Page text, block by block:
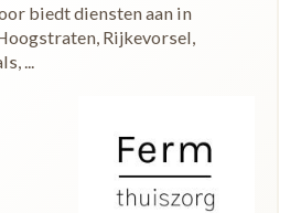
biedt diensten aan in
Rijkevorsel,
...